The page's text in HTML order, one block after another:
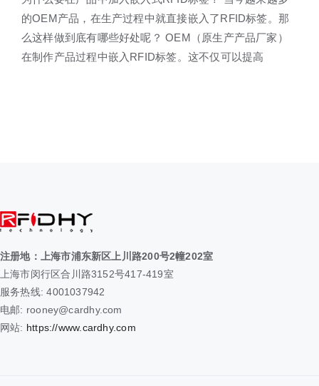
的OEM产品，在生产过程中就直接嵌入了RFID标签。那
么这样做到底有哪些好处呢？ OEM（原生产产品厂家）
在制作产品过程中嵌入RFID标签。这不仅可以提高
注册地：上海市浦东新区上川路200号2幢202室
上海市闵行区合川路3152号417-419室
服务热线: 4001037942
电邮: rooney@cardhy.com
网站: https://www.cardhy.com